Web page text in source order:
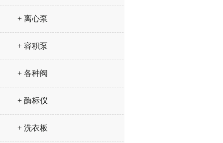
+ 离心泵
+ 容积泵
+ 各种阀
+ 酶标仪
+ 洗衣板